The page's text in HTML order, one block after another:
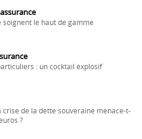
soignent le haut de gamme
: un cocktail explosif
crise de la dette souveraine menace-t-
?